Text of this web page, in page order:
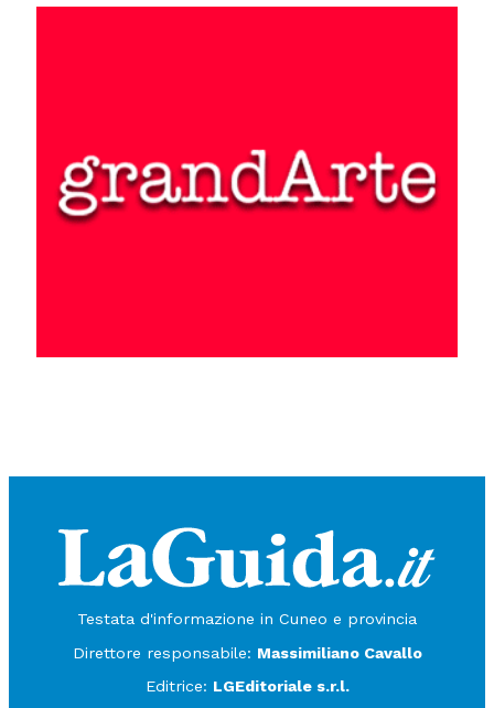
Testata d'informazione in Cuneo e provincia
Direttore responsabile: Massimiliano Cavallo
Editrice: LGEditoriale s.r.l.